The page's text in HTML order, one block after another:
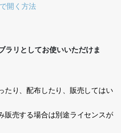
開く方法
ラリとしてお使いいただけま
り、配布したり、販売してはい
売する場合は別途ライセンスが